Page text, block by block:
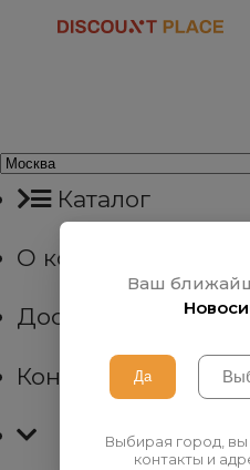
Каталог
О компании
Доставка
Контакты
Ваш
Выбирая город, вы
контакты и